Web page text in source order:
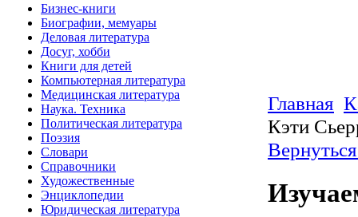
Бизнес-книги
Биографии, мемуары
Деловая литература
Досуг, хобби
Книги для детей
Компьютерная литература
Медицинская литература
Наука. Техника
Политическая литература
Поэзия
Словари
Справочники
Художественные
Энциклопедии
Юридическая литература
Главная
Кэти